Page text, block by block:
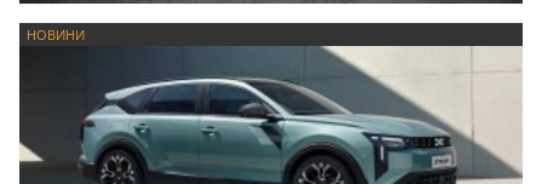
НОВИНИ